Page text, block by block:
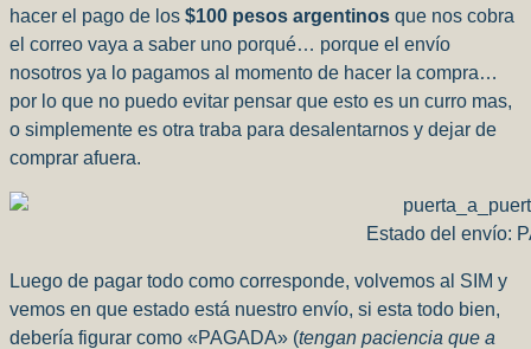
hacer el pago de los $100 pesos argentinos que nos cobra
el correo vaya a saber uno porqué… porque el envío
nosotros ya lo pagamos al momento de hacer la compra…
por lo que no puedo evitar pensar que esto es un curro mas,
o simplemente es otra traba para desalentarnos y dejar de
comprar afuera.
Estado del envío:
Luego de pagar todo como corresponde, volvemos al SIM y
vemos en que estado está nuestro envío, si esta todo bien,
debería figurar como «PAGADA» (tengan paciencia que a